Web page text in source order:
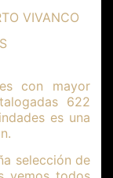
VIVANCO
con mayor
622
es una
selección de